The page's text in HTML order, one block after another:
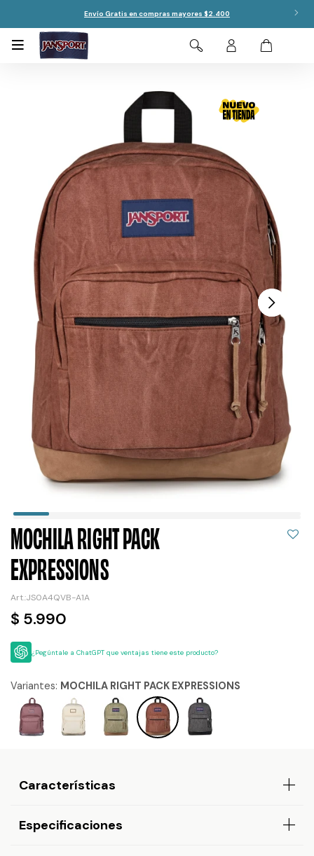
Envío Gratis en compras mayores $2.400

MOCHILA RIGHT PACK
EXPRESSIONS
JS0A4QVB-A1A
$ 5.990
¿Pegúntale a ChatGPT que ventajas tiene este producto?
Variantes: MOCHILA RIGHT PACK EXPRESSIONS
Características
Especificaciones